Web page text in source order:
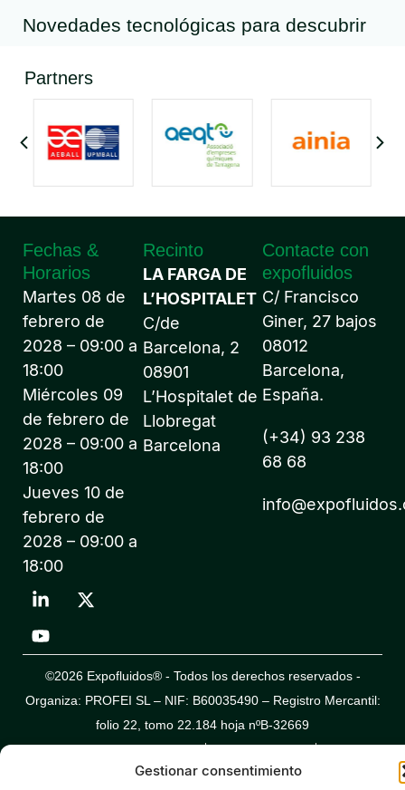
Gestionar consentimiento
Novedades tecnológicas para descubrir
Partners
Fechas &
Horarios
Martes 08 de
febrero de
2028 – 09:00 a
18:00
Miércoles 09
de febrero de
2028 – 09:00 a
18:00
Jueves 10 de
febrero de
2028 – 09:00 a
18:00
Recinto
LA FARGA DE
L’HOSPITALET
C/de
Barcelona, 2
08901
L’Hospitalet de
Llobregat
Barcelona
Contacte con
expofluidos
C/ Francisco
Giner, 27 bajos
08012
Barcelona,
España.
(+34) 93 238
68 68
©2026 Expofluidos® - Todos los derechos reservados -
Organiza: PROFEI SL – NIF: B60035490 – Registro Mercantil:
folio 22, tomo 22.184 hoja nºB-32669
Política de Privacidad de DatosPolítica de CookiesAviso legal